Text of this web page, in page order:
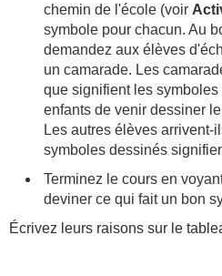
chemin de l'école (voir
symbole pour chacun. Au
demandez aux élèves
un camarade. Les
que signifient les
enfants de venir dessiner
Les autres élèves arrivent-
symboles dessinés
Terminez le cours en
deviner ce qui fait un bon
Écrivez leurs raisons sur le